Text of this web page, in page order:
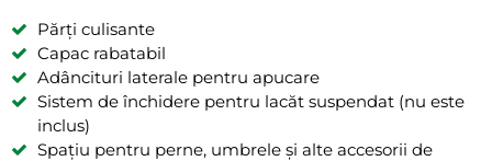
Părți culisante
Capac rabatabil
Adâncituri laterale pentru apucare
Sistem de închidere pentru lacăt suspendat (nu este
inclus)
Spațiu pentru perne, umbrele și alte accesorii de